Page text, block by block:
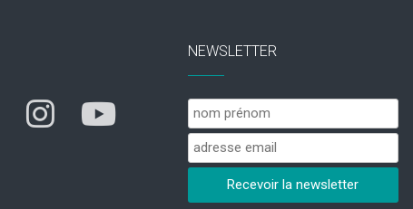
NEWSLETTER